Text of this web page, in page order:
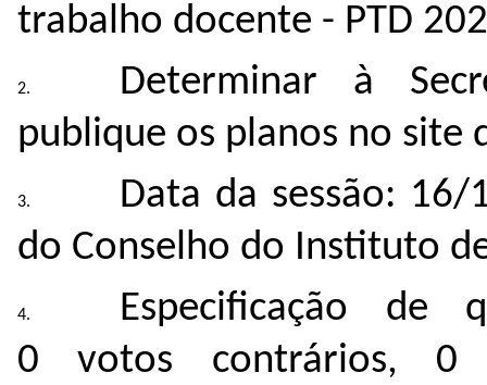
trabalho docente - PTD
Determinar à
publique os planos no site
Data da sessão:
do Conselho do Instituto
Especificação de
0 votos contrários, 0